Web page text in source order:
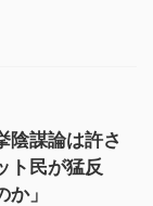
陰謀論は許さ
ト民が猛反
」